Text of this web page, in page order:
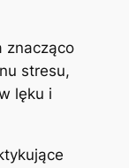
znacząco
stresu,
lęku i